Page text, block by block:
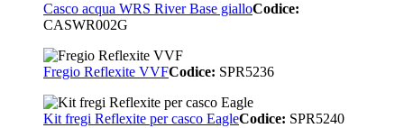
Casco acqua WRS River Base gialloCodice:
CASWR002G
Fregio Reflexite VVFCodice: SPR5236
Kit fregi Reflexite per casco EagleCodice: SPR5240